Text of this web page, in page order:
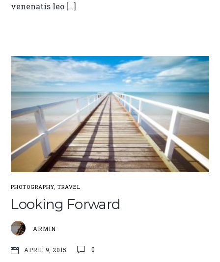
venenatis leo […]
PHOTOGRAPHY, TRAVEL
Looking Forward
ARMIN
APRIL 9, 2015 0